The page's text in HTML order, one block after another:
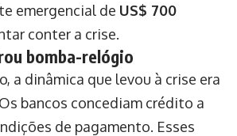
emergencial de US$ 700
conter a crise.
bomba-relógio
a dinâmica que levou à crise era
bancos concediam crédito a
de pagamento. Esses